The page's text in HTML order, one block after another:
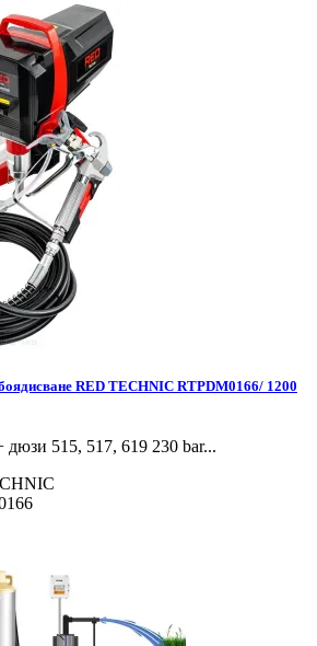
RED TECHNIC RTPDM0166/ 1200
515, 517, 619 230 bar...